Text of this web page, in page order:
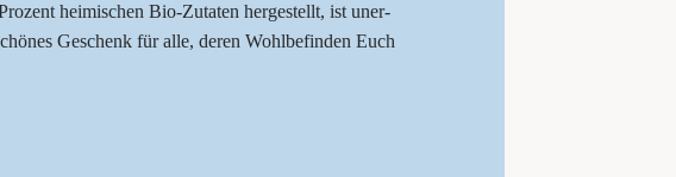
hei­mi­schen Bio-Zuta­ten her­ge­stellt, ist uner­
Geschenk für alle, deren Wohl­be­fin­den Euch